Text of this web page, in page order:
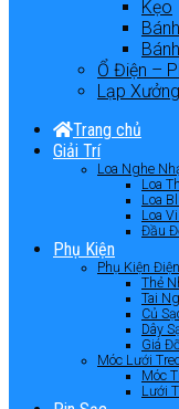
Kẹo
Ổ Điện –
Lạp Xưởng
Trang chủ
Giải Trí
Loa Nghe
Loa
Loa
Loa
Đầu
Phụ Kiện
Phụ Kiện
Thẻ
Tai
Củ
Dây
Giá
Móc Lưới
Móc
Lưới